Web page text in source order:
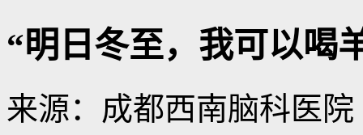
“明日冬至，我可以喝
来源：成都西南脑科医院